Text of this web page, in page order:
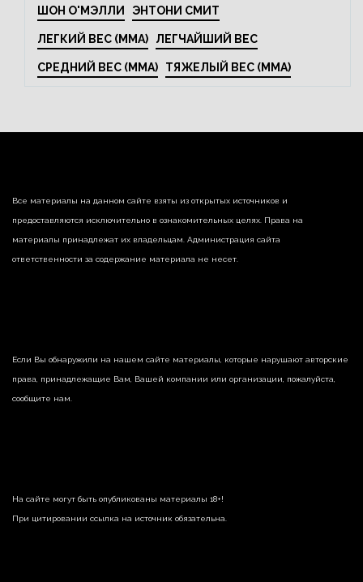
ШОН О'МЭЛЛИ ЭНТОНИ СМИТ
ЛЕГКИЙ ВЕС (MMA) ЛЕГЧАЙШИЙ ВЕС
СРЕДНИЙ ВЕС (MMA) ТЯЖЕЛЫЙ ВЕС (MMA)
Все материалы на данном сайте взяты из открытых источников и
предоставляются исключительно в ознакомительных целях. Права на
материалы принадлежат их владельцам. Администрация сайта
ответственности за содержание материала не несет.
Если Вы обнаружили на нашем сайте материалы, которые нарушают авторские
права, принадлежащие Вам, Вашей компании или организации, пожалуйста,
сообщите нам.
На сайте могут быть опубликованы материалы 18+!
При цитировании ссылка на источник обязательна.